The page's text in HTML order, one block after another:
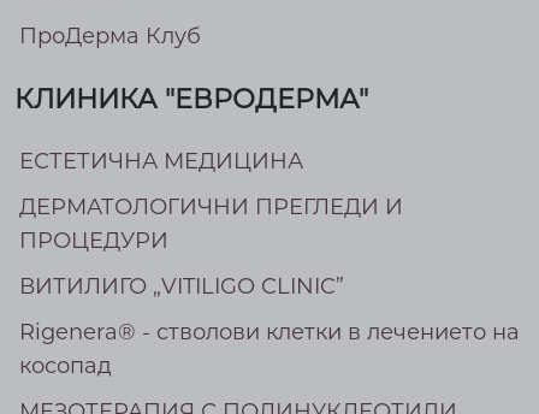
ПроДерма Клуб
КЛИНИКА "ЕВРОДЕРМА"
ЕСТЕТИЧНА МЕДИЦИНА
ДЕРМАТОЛОГИЧНИ ПРЕГЛЕДИ И
ПРОЦЕДУРИ
ВИТИЛИГО „VITILIGO CLINIC”
Rigenera® - стволови клетки в лечението на
косопад